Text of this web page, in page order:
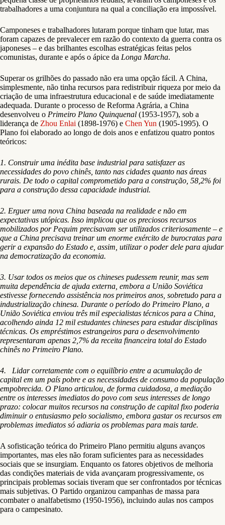
trabalhadores a uma conjuntura na qual a conciliação era impossível.
Camponeses e trabalhadores lutaram porque tinham que lutar, mas
foram capazes de prevalecer em razão do contexto da guerra contra os
japoneses – e das brilhantes escolhas estratégicas feitas pelos
comunistas, durante e após o ápice da Longa Marcha.
Superar os grilhões do passado não era uma opção fácil. A China,
simplesmente, não tinha recursos para redistribuir riqueza por meio da
criação de uma infraestrutura educacional e de saúde imediatamente
adequada. Durante o processo de Reforma Agrária, a China
desenvolveu o Primeiro Plano Quinquenal (1953-1957), sob a
liderança de Zhou Enlai (1898-1976) e Chen Yun (1905-1995). O
Plano foi elaborado ao longo de dois anos e enfatizou quatro pontos
teóricos:
1. Construir uma inédita base industrial para satisfazer as
necessidades do povo chinês, tanto nas cidades quanto nas áreas
rurais. De todo o capital comprometido para a construção, 58,2% foi
para a construção dessa capacidade industrial.
2. Erguer uma nova China baseada na realidade e não em
expectativas utópicas. Isso implicou que os preciosos recursos
mobilizados por Pequim precisavam ser utilizados criteriosamente – e
que a China precisava treinar um enorme exército de burocratas para
gerir a expansão do Estado e, assim, utilizar o poder dele para ajudar
na democratização da economia.
3. Usar todos os meios que os chineses pudessem reunir, mas sem
muita dependência de ajuda externa, embora a União Soviética
estivesse fornecendo assistência nos primeiros anos, sobretudo para a
industrialização chinesa. Durante o período do Primeiro Plano, a
União Soviética enviou três mil especialistas técnicos para a China,
acolhendo ainda 12 mil estudantes chineses para estudar disciplinas
técnicas. Os empréstimos estrangeiros para o desenvolvimento
representaram apenas 2,7% da receita financeira total do Estado
chinês no Primeiro Plano.
4. Lidar corretamente com o equilíbrio entre a acumulação de
capital em um país pobre e as necessidades de consumo da população
empobrecida. O Plano articulou, de forma cuidadosa, a mediação
entre os interesses imediatos do povo com seus interesses de longo
prazo: colocar muitos recursos na construção de capital fixo poderia
diminuir o entusiasmo pelo socialismo, embora gastar os recursos em
problemas imediatos só adiaria os problemas para mais tarde.
A sofisticação teórica do Primeiro Plano permitiu alguns avanços
importantes, mas eles não foram suficientes para as necessidades
sociais que se insurgiam. Enquanto os fatores objetivos de melhoria
das condições materiais de vida avançaram progressivamente, os
principais problemas sociais tiveram que ser confrontados por técnicas
mais subjetivas. O Partido organizou campanhas de massa para
combater o analfabetismo (1950-1956), incluindo aulas nos campos
para o campesinato.